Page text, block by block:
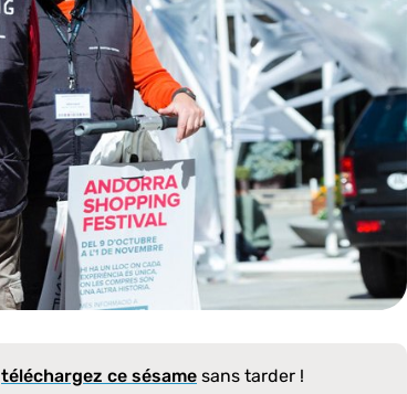
téléchargez ce sésame sans tarder !